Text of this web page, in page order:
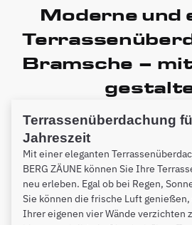
Moderne und
Bramsche –
Terrassenüberdachung
Jahreszeit
Mit einer eleganten
BERG ZÄUNE können Sie Ihre
neu erleben. Egal ob bei Regen,
Sie können die frische Luft
Ihrer eigenen vier Wände verzichten